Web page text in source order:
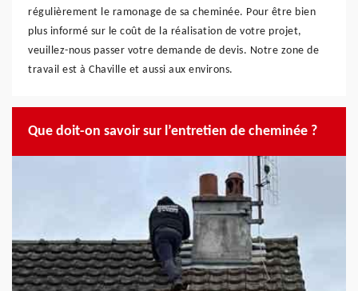
régulièrement le ramonage de sa cheminée. Pour être bien
plus informé sur le coût de la réalisation de votre projet,
veuillez-nous passer votre demande de devis. Notre zone de
travail est à Chaville et aussi aux environs.
Que doit-on savoir sur l’entretien de cheminée ?